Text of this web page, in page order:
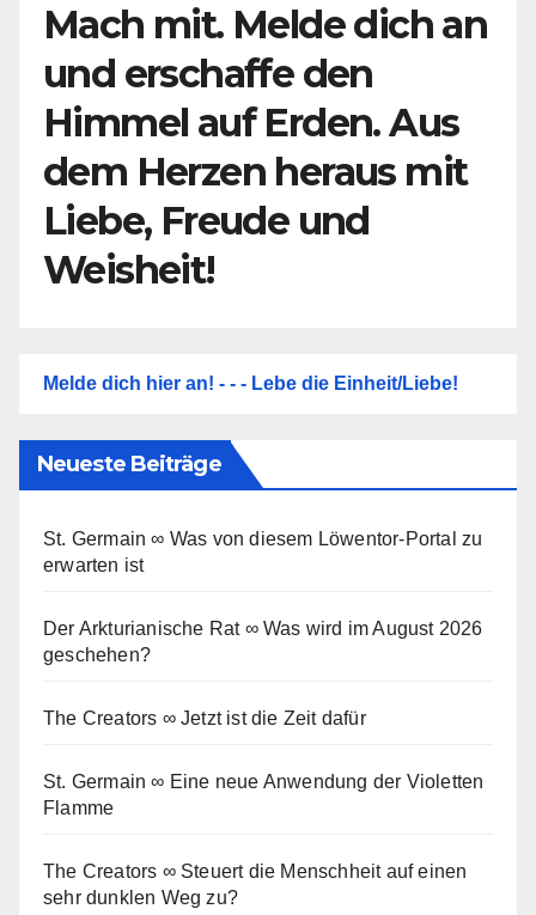
Mach mit. Melde dich an
und erschaffe den
Himmel auf Erden. Aus
dem Herzen heraus mit
Liebe, Freude und
Weisheit!
Melde dich hier an! - - - Lebe die Einheit/Liebe!
Neueste Beiträge
St. Germain ∞ Was von diesem Löwentor-Portal zu
erwarten ist
Der Arkturianische Rat ∞ Was wird im August 2026
geschehen?
The Creators ∞ Jetzt ist die Zeit dafür
St. Germain ∞ Eine neue Anwendung der Violetten
Flamme
The Creators ∞ Steuert die Menschheit auf einen
sehr dunklen Weg zu?